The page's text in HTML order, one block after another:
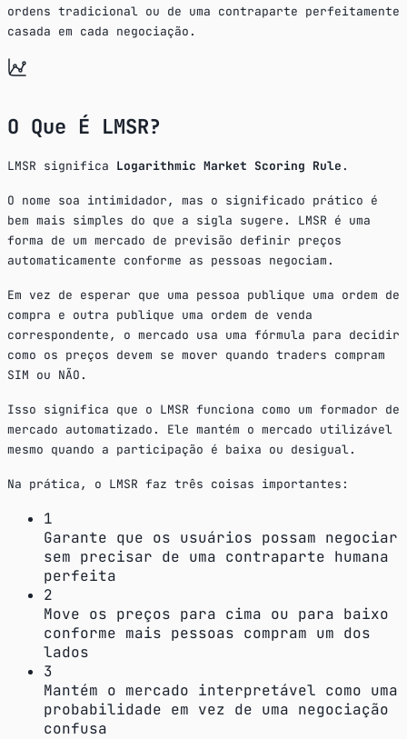
ordens tradicional ou de uma contraparte perfeitamente
casada em cada negociação.
O Que É LMSR?
LMSR significa Logarithmic Market Scoring Rule .
O nome soa intimidador, mas o significado prático é
bem mais simples do que a sigla sugere. LMSR é uma
forma de um mercado de previsão definir preços
automaticamente conforme as pessoas negociam.
Em vez de esperar que uma pessoa publique uma ordem de
compra e outra publique uma ordem de venda
correspondente, o mercado usa uma fórmula para decidir
como os preços devem se mover quando traders compram
SIM ou NÃO.
Isso significa que o LMSR funciona como um formador de
mercado automatizado. Ele mantém o mercado utilizável
mesmo quando a participação é baixa ou desigual.
Na prática, o LMSR faz três coisas importantes:
1
Garante que os usuários possam negociar
sem precisar de uma contraparte humana
perfeita
2
Move os preços para cima ou para baixo
conforme mais pessoas compram um dos
lados
3
Mantém o mercado interpretável como uma
probabilidade em vez de uma negociação
confusa